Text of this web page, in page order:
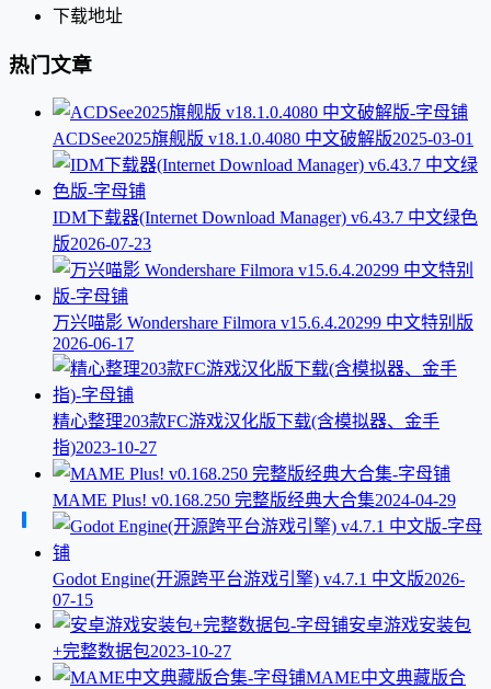
下载地址
热门文章
ACDSee2025旗舰版 v18.1.0.4080 中文破解版2025-03-01
IDM下载器(Internet Download Manager) v6.43.7 中文绿色
版2026-07-23
万兴喵影 Wondershare Filmora v15.6.4.20299 中文特别版
2026-06-17
精心整理203款FC游戏汉化版下载(含模拟器、金手
指)2023-10-27
MAME Plus! v0.168.250 完整版经典大合集2024-04-29
Godot Engine(开源跨平台游戏引擎) v4.7.1 中文版2026-
07-15
安卓游戏安装包
+完整数据包2023-10-27
MAME中文典藏版合